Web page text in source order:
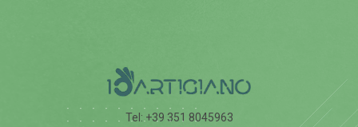
Tel: +39 351 8045963